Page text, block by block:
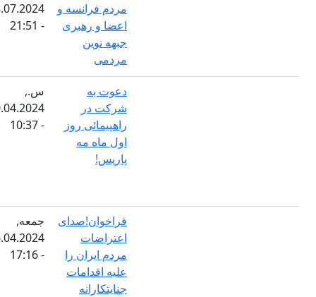
مردم فرانسه و
اعضا و رهبری
جبهه نوین
مردمی
08.07.2024
دعوت به
شرکت در
راهپیمائی روز
اول ماه مه
پاریس!
س.,
30.04.2024
فراخوان!صدای
اعتراضات
مردم ایران را
علیه اقدامات
جنایتکارانه
جمعه,
26.04.2024